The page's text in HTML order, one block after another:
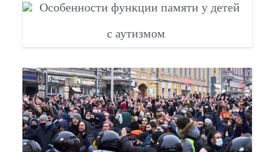
Особенности функции памяти у детей
с аутизмом